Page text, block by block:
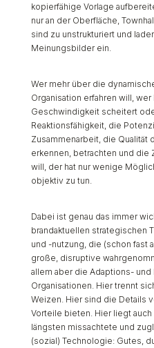
kopierfähige Vorlage
nur an der Oberfläche,
sind zu unstrukturiert und
Meinungsbilder ein.
Wer mehr über die
Organisation erfahren will,
Geschwindigkeit scheitert
Reaktionsfähigkeit, die
Zusammenarbeit, die Qualität
erkennen, betrachten und die
will, der hat nur wenige
objektiv zu tun.
Dabei ist genau das immer
brandaktuellen strategischen
und -nutzung, die (schon fast
große, disruptive
allem aber die Adaptions-
Organisationen. Hier trennt
Weizen. Hier sind die Details
Vorteile bieten. Hier liegt
längsten missachtete und
(sozial) Technologie: Gutes,